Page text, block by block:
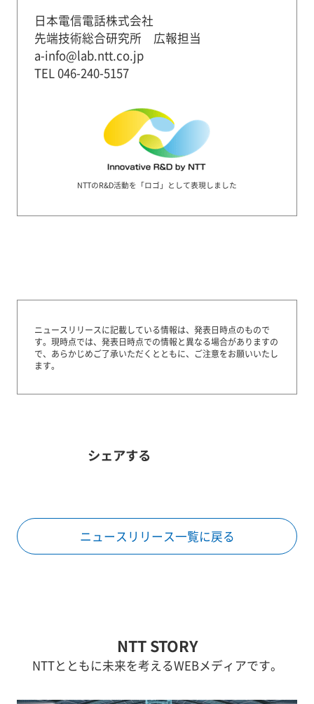
日本電信電話株式会社
先端技術総合研究所 広報担当
a-info@lab.ntt.co.jp
TEL 046-240-5157
NTTのR&D活動を「ロゴ」として表現しました
ニュースリリースに記載している情報は、発表日時点のもので
す。 現時点では、発表日時点での情報と異なる場合がありますの
で、あらかじめご了承いただくとともに、ご注意をお願いいたし
ます。
シェアする
ニュースリリース一覧に戻る
NTT STORY
NTTとともに未来を考えるWEBメディアです。